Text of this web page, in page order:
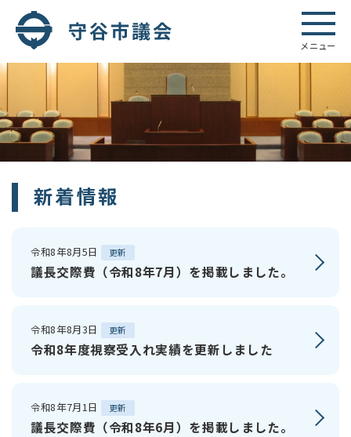
メニュー
新着情報
令和8年8月5日 更新
議長交際費（令和8年7月）を掲載しました。
令和8年8月3日 更新
令和8年度視察受入れ実績を更新しました
令和8年7月1日 更新
議長交際費（令和8年6月）を掲載しました。